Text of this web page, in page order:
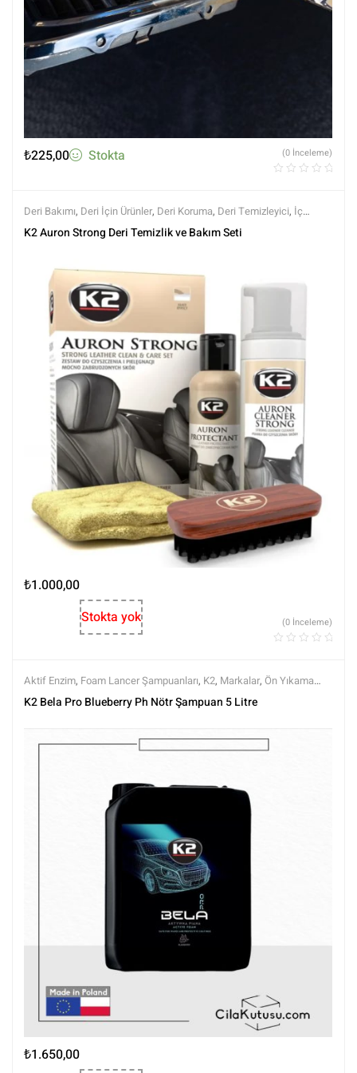
₺225,00 Stokta (0 İnceleme)
Deri Bakımı, Deri İçin Ürünler, Deri Koruma, Deri Temizleyici, İç
Temizlik ve Bakım ,K2, Markalar,Tüm Ürünler,Tüm Ürünler
K2 Auron Strong Deri Temizlik ve Bakım Seti
₺1.000,00
Stokta yok
(0 İnceleme)
Aktif Enzim, Foam Lancer Şampuanları, K2, Markalar, Ön Yıkama
Şampuanları, Ph nötr Şampuanlar,Prewashlar, Şampuanlar
K2 Bela Pro Blueberry Ph Nötr Şampuan 5 Litre
₺1.650,00